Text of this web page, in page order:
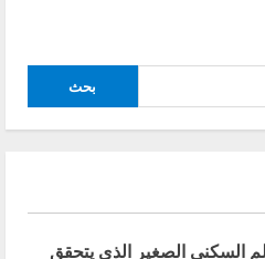
السكني الصغير الذي يتحقق